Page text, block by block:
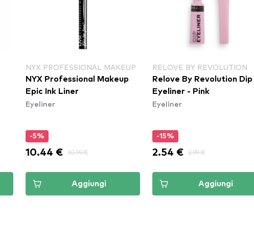
NYX PROFESSIONAL MAKEUP
NYX Professional Makeup
Epic Ink Liner
Eyeliner
-5%
10.44 € 10.99 €
Aggiungi
RELOVE BY REVOLUTION
Relove By Revolution Dip
Eyeliner - Pink
Eyeliner
-15%
2.54 € 2.99 €
Aggiungi